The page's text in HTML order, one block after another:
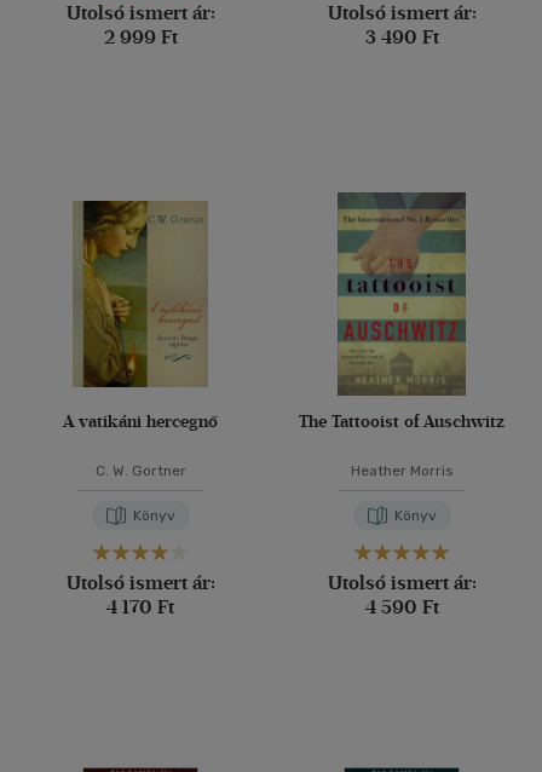
Utolsó ismert ár:
2 999 Ft
Utolsó ismert ár:
3 490 Ft
A vatikáni hercegnő
C. W. Gortner
Könyv
Utolsó ismert ár:
4 170 Ft
The Tattooist of Auschwitz
Heather Morris
Könyv
Utolsó ismert ár:
4 590 Ft